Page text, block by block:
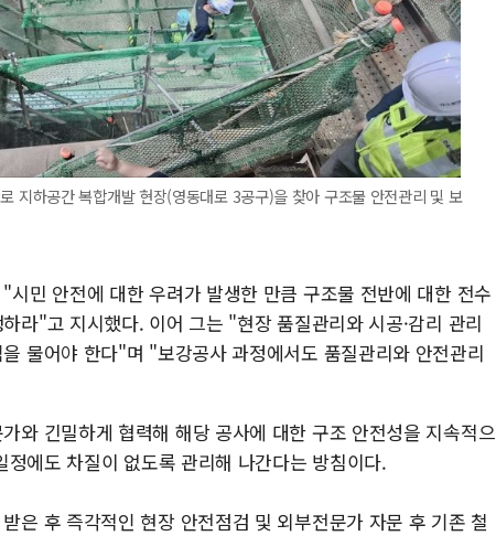
지하공간 복합개발 현장(영동대로 3공구)을 찾아 구조물 안전관리 및 보
민 안전에 대한 우려가 발생한 만큼 구조물 전반에 대한 전수
라"고 지시했다. 이어 그는 "현장 품질관리와 시공·감리 관리
물어야 한다"며 "보강공사 과정에서도 품질관리와 안전관리
와 긴밀하게 협력해 해당 공사에 대한 구조 안전성을 지속적으
에도 차질이 없도록 관리해 나간다는 방침이다.
은 후 즉각적인 현장 안전점검 및 외부전문가 자문 후 기존 철